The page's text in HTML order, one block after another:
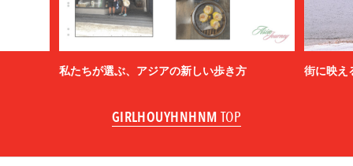
私たちが選ぶ、アジアの新しい歩き方 街に映え
GIRLHOUYHNHNM TOP